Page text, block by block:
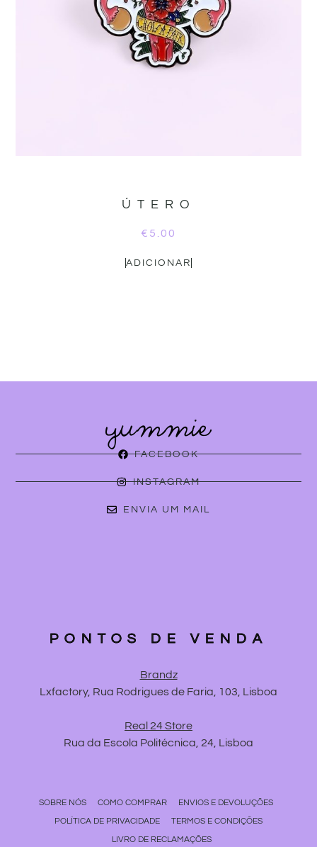
ÚTERO
€ 5.00
ADICIONAR
FACEBOOK
INSTAGRAM
ENVIA UM MAIL
PONTOS DE VENDA
Brandz
Lxfactory, Rua Rodrigues de Faria, 103, Lisboa
Real 24 Store
Rua da Escola Politécnica, 24, Lisboa
SOBRE NÓS COMO COMPRAR
ENVIOS E DEVOLUÇÕES
POLÍTICA DE PRIVACIDADE
TERMOS E CONDIÇÕES
LIVRO DE RECLAMAÇÕES